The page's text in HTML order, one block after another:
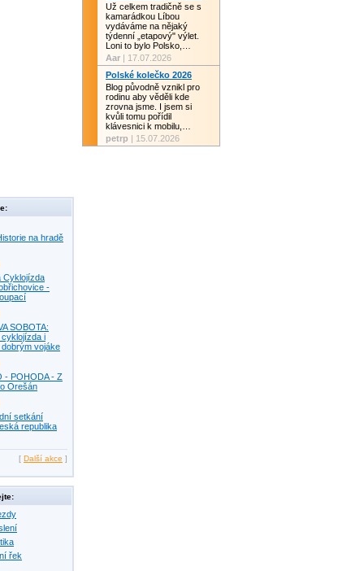
na hradě
Cyklojízda
-
SOBOTA:
i
vojáke
- POHODA - Z
Orešán
setkání
republika
[ Další akce ]
řek
Už celkem tradičně se s
kamarádkou Líbou
vydáváme na nějaký
týdenní „etapový" výlet.
Loni to bylo Polsko,…
Aar | 17.07.2026
Polské kolečko 2026
Blog původně vznikl pro
rodinu aby věděli kde
zrovna jsme. I jsem si
kvůli tomu pořídil
klávesnici k mobilu,…
petrp | 15.07.2026